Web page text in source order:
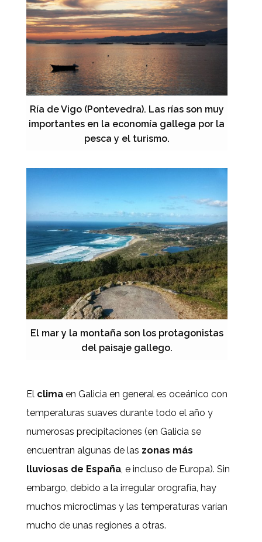
Ría de Vigo (Pontevedra). Las rías son muy
importantes en la economía gallega por la
pesca y el turismo.
El mar y la montaña son los protagonistas
del paisaje gallego.
El climaen Galicia en general es oceánico con
temperaturas suaves durante todo el año y
numerosas precipitaciones (en Galicia se
encuentran algunas de las zonas más
lluviosas de España, e incluso de Europa). Sin
embargo, debido a la irregular orografía, hay
muchos microclimas y las temperaturas varían
mucho de unas regiones a otras.